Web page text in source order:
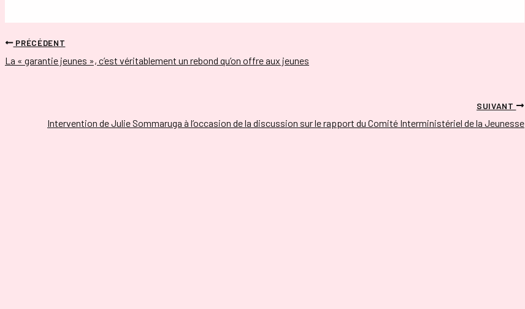
PRÉCÉDENT
La « garantie jeunes », c’est véritablement un rebond qu’on offre aux jeunes
SUIVANT
Intervention de Julie Sommaruga à l’occasion de la discussion sur le rapport du Comité Interministériel de la Jeunesse